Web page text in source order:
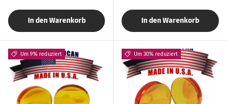
In den Warenkorb In den Warenkorb
Um 9% reduziert Um 30% reduziert